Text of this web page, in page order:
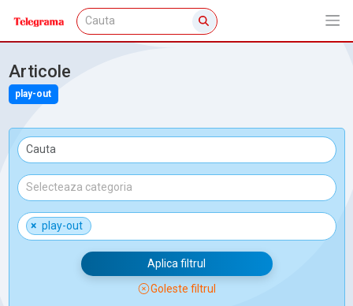
Articole
play-out
× play-out
Aplica filtrul
Goleste filtrul